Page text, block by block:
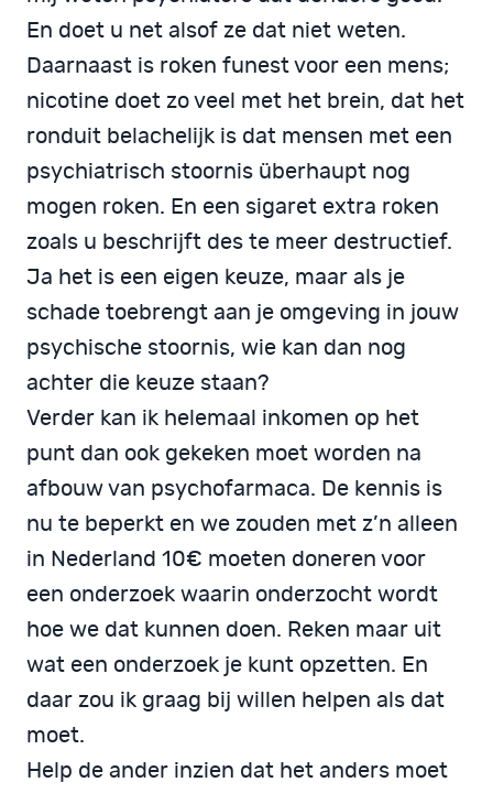
En doet u net alsof ze dat niet weten.
Daarnaast is roken funest voor een mens;
nicotine doet zo veel met het brein, dat het
ronduit belachelijk is dat mensen met een
psychiatrisch stoornis überhaupt nog
mogen roken. En een sigaret extra roken
zoals u beschrijft des te meer destructief.
Ja het is een eigen keuze, maar als je
schade toebrengt aan je omgeving in jouw
psychische stoornis, wie kan dan nog
achter die keuze staan?
Verder kan ik helemaal inkomen op het
punt dan ook gekeken moet worden na
afbouw van psychofarmaca. De kennis is
nu te beperkt en we zouden met z’n alleen
in Nederland 10€ moeten doneren voor
een onderzoek waarin onderzocht wordt
hoe we dat kunnen doen. Reken maar uit
wat een onderzoek je kunt opzetten. En
daar zou ik graag bij willen helpen als dat
moet.
Help de ander inzien dat het anders moet